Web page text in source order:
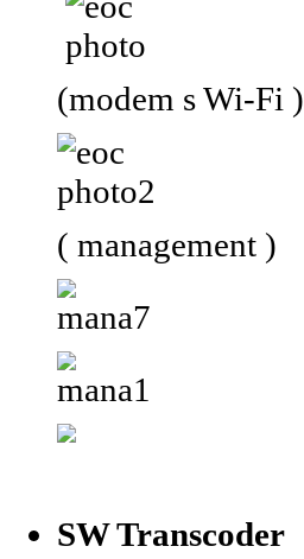
(modem s Wi-Fi )
( management )
SW Transcoder